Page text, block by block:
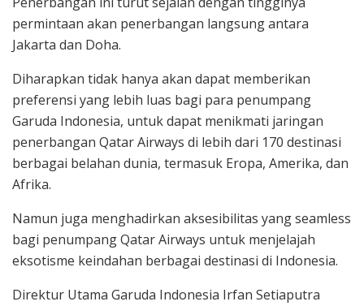
permintaan akan penerbangan langsung antara
Jakarta dan Doha.
Diharapkan tidak hanya akan dapat memberikan
preferensi yang lebih luas bagi para penumpang
Garuda Indonesia, untuk dapat menikmati jaringan
penerbangan Qatar Airways di lebih dari 170 destinasi
berbagai belahan dunia, termasuk Eropa, Amerika, dan
Afrika.
Namun juga menghadirkan aksesibilitas yang seamless
bagi penumpang Qatar Airways untuk menjelajah
eksotisme keindahan berbagai destinasi di Indonesia.
Direktur Utama Garuda Indonesia Irfan Setiaputra